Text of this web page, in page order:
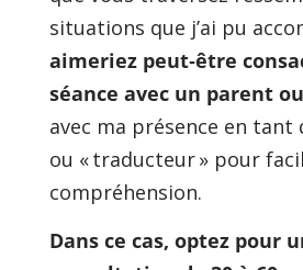
situations que j’ai pu
aimeriez peut‑être
séance avec un parent
avec ma présence en
ou « traducteur » pour
compréhension.
Dans ce cas, optez pour